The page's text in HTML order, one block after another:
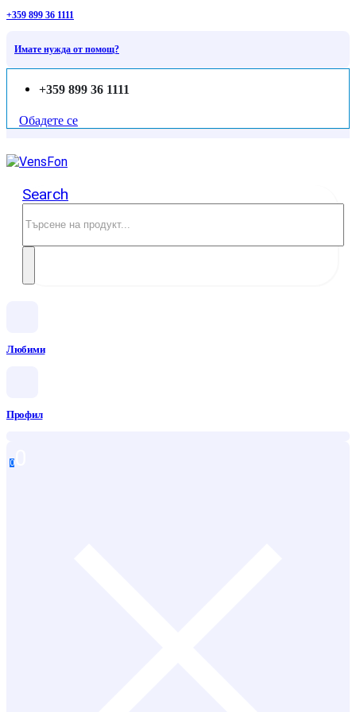
+359 899 36 1111
Имате нужда от помощ?
+359 899 36 1111
Обадете се
Search
Любими
Профил
0